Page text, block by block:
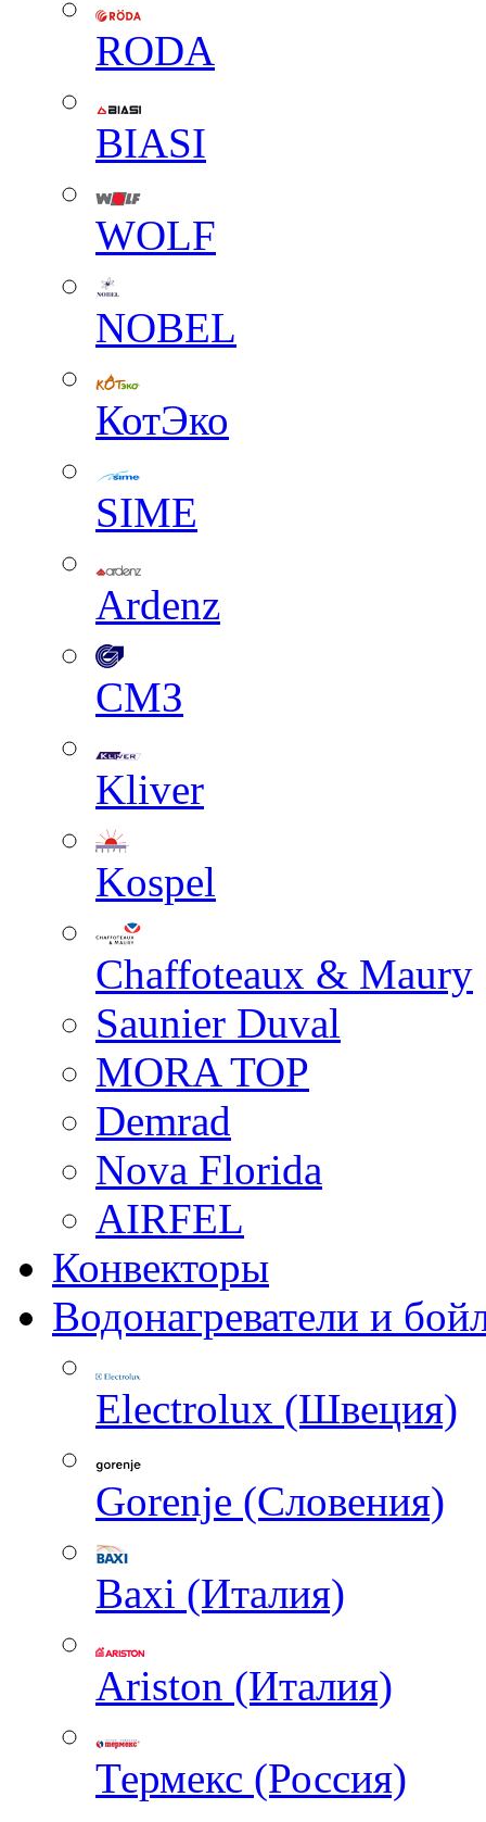
RODA
BIASI
WOLF
NOBEL
КотЭко
SIME
Ardenz
СМЗ
Kliver
Kospel
Chaffoteaux & Maury
Saunier Duval
MORA TOP
Demrad
Nova Florida
AIRFEL
Конвекторы
Водонагреватели и
Electrolux (Швеция)
Gorenje (Словения)
Baxi (Италия)
Ariston (Италия)
Термекс (Россия)